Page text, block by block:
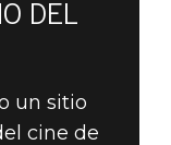
DEL
un sitio
cine de